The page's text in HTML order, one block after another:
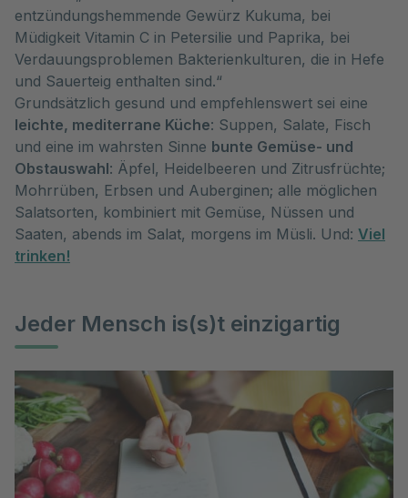
entzündungshemmende Gewürz Kukuma, bei
Müdigkeit Vitamin C in Petersilie und Paprika, bei
Verdauungsproblemen Bakterienkulturen, die in Hefe
und Sauerteig enthalten sind.“
Grundsätzlich gesund und empfehlenswert sei eine
leichte, mediterrane Küche: Suppen, Salate, Fisch
und eine im wahrsten Sinne bunte Gemüse- und
Obstauswahl: Äpfel, Heidelbeeren und Zitrusfrüchte;
Mohrrüben, Erbsen und Auberginen; alle möglichen
Salatsorten, kombiniert mit Gemüse, Nüssen und
Saaten, abends im Salat, morgens im Müsli. Und: Viel
trinken!
Jeder Mensch is(s)t einzigartig